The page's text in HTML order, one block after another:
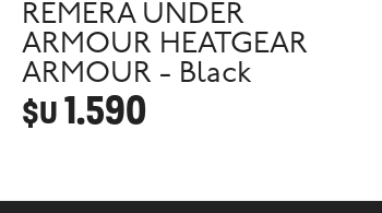
REMERA UNDER
ARMOUR HEATGEAR
ARMOUR - Black
$U1.590